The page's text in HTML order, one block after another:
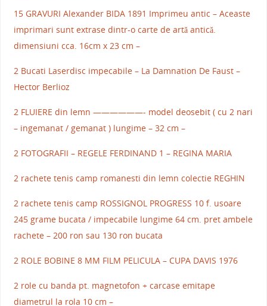
15 GRAVURI Alexander BIDA 1891 Imprimeu antic – Aceaste
imprimari sunt extrase dintr-o carte de artă antică.
dimensiuni cca. 16cm x 23 cm –
2 Bucati Laserdisc impecabile – La Damnation De Faust –
Hector Berlioz
2 FLUIERE din lemn ——————- model deosebit ( cu 2 nari
– ingemanat / gemanat ) lungime – 32 cm –
2 FOTOGRAFII – REGELE FERDINAND 1 – REGINA MARIA
2 rachete tenis camp romanesti din lemn colectie REGHIN
2 rachete tenis camp ROSSIGNOL PROGRESS 10 f. usoare
245 grame bucata / impecabile lungime 64 cm. pret ambele
rachete – 200 ron sau 130 ron bucata
2 ROLE BOBINE 8 MM FILM PELICULA – CUPA DAVIS 1976
2 role cu banda pt. magnetofon + carcase emitape
diametrul la rola 10 cm –